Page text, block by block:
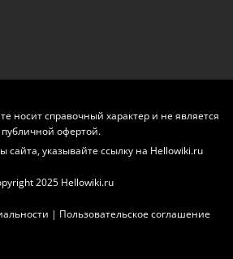
носит справочный характер и не является
публичной офертой.
сайта, указывайте ссылку на Hellowiki.ru
2025 Hellowiki.ru
| Пользовательское соглашение